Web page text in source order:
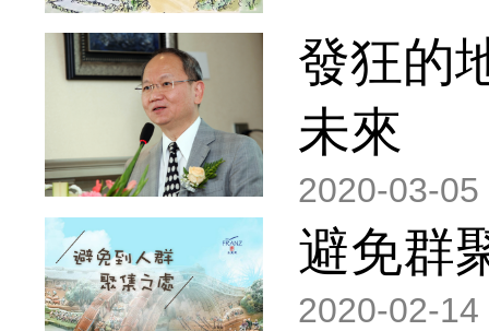
發狂的
未來
2020-03-05
避免群
2020-02-14